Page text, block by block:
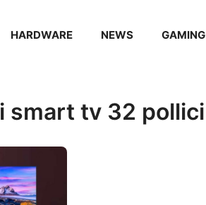
HARDWARE NEWS GAMING
smart tv 32 pollici